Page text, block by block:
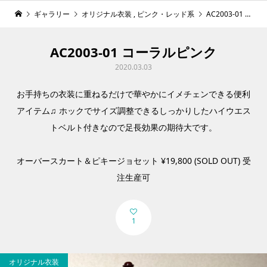
ギャラリー オリジナル衣装 , ピンク・レッド系 AC2003-01 コーラルピンク
AC2003-01 コーラルピンク
2020.03.03
お手持ちの衣装に重ねるだけで華やかにイメチェンできる便利
アイテム♫ ホックでサイズ調整できるしっかりしたハイウエス
トベルト付きなので足長効果の期待大です。
オーバースカート＆ピキージョセット ¥19,800 (SOLD OUT) 受
注生産可
1
オリジナル衣装